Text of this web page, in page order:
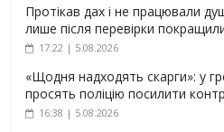
Протікав дах і не працювали
лише після перевірки
17:22 | 5.08.2026
«Щодня надходять скарги»: у
просять поліцію посилити
16:38 | 5.08.2026